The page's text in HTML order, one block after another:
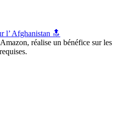
l’ Afghanistan 🔝
réalise un bénéfice sur les